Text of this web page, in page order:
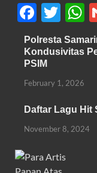
F
ac
e
b
o
o
k
T
w
itt
h
p
p
Polresta
Kondusivitas
PSIM
February 1, 2026
Daftar Lagu Hit
November 8, 2024